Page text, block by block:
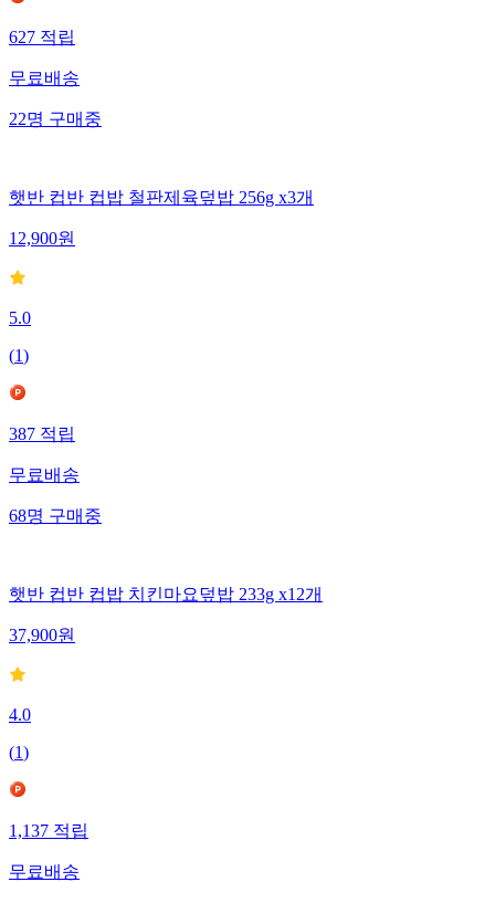
627적립
무료배송
22명구매중
햇반 컵반 컵밥 철판제육덮밥 256g x3개
12,900원
5.0
(1)
387적립
무료배송
68명구매중
햇반 컵반 컵밥 치킨마요덮밥 233g x12개
37,900원
4.0
(1)
1,137적립
무료배송